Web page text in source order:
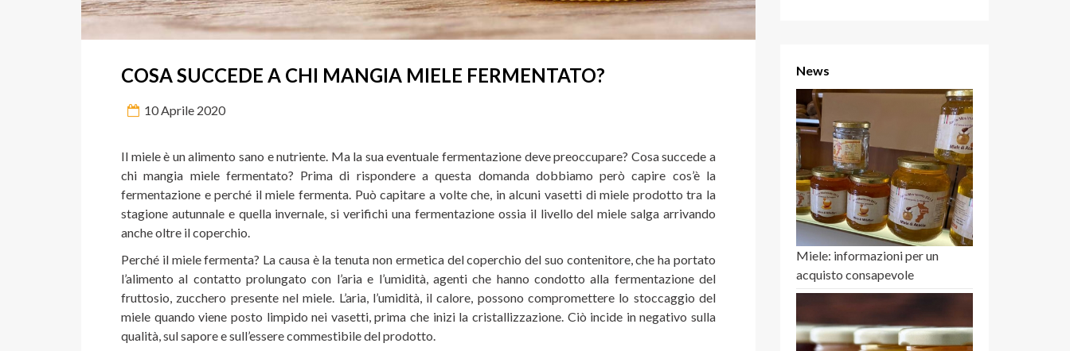
COSA SUCCEDE A CHI MANGIA MIELE FERMENTATO?
10 Aprile 2020
Il miele è un alimento sano e nutriente. Ma la sua eventuale fermentazione deve preoccupare? Cosa succede a
chi mangia miele fermentato? Prima di rispondere a questa domanda dobbiamo però capire cos’è la
fermentazione e perché il miele fermenta. Può capitare a volte che, in alcuni vasetti di miele prodotto tra la
stagione autunnale e quella invernale, si verifichi una fermentazione ossia il livello del miele salga arrivando
anche oltre il coperchio.
Perché il miele fermenta? La causa è la tenuta non ermetica del coperchio del suo contenitore, che ha portato
l’alimento al contatto prolungato con l’aria e l’umidità, agenti che hanno condotto alla fermentazione del
fruttosio, zucchero presente nel miele. L’aria, l’umidità, il calore, possono compromettere lo stoccaggio del
miele quando viene posto limpido nei vasetti, prima che inizi la cristallizzazione. Ciò incide in negativo sulla
qualità, sul sapore e sull’essere commestibile del prodotto.
News
Miele: informazioni per un
acquisto consapevole